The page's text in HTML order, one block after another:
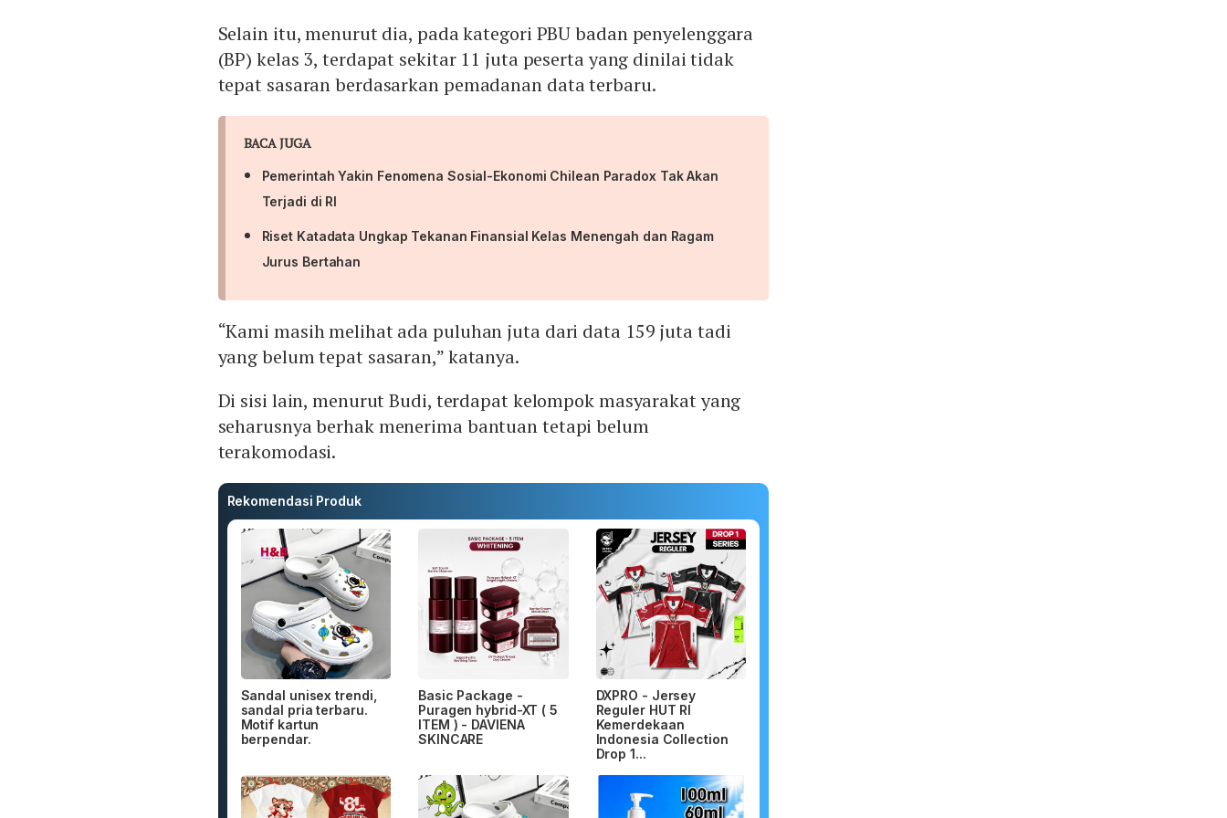
Selain itu, menurut dia, pada kategori PBU badan penyelenggara
(BP) kelas 3, terdapat sekitar 11 juta peserta yang dinilai tidak
tepat sasaran berdasarkan pemadanan data terbaru.
BACA JUGA
Pemerintah Yakin Fenomena Sosial-Ekonomi Chilean Paradox Tak Akan
Terjadi di RI
Riset Katadata Ungkap Tekanan Finansial Kelas Menengah dan Ragam
Jurus Bertahan
“Kami masih melihat ada puluhan juta dari data 159 juta tadi
yang belum tepat sasaran,” katanya.
Di sisi lain, menurut Budi, terdapat kelompok masyarakat yang
seharusnya berhak menerima bantuan tetapi belum
terakomodasi.
Rekomendasi Produk
Sandal unisex trendi,
sandal pria terbaru.
Motif kartun
berpendar.
Basic Package -
Puragen hybrid-XT ( 5
ITEM ) - DAVIENA
SKINCARE
DXPRO - Jersey
Reguler HUT RI
Kemerdekaan
Indonesia Collection
Drop 1...